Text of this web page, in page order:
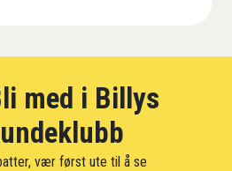
med i Billys
vær først ute til å se